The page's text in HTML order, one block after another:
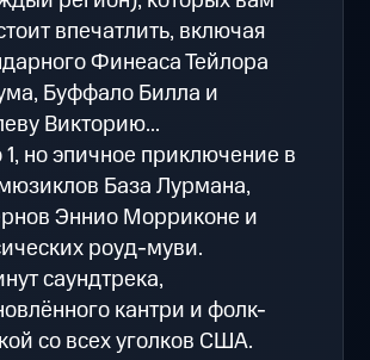
впечатлить, включая
Финеаса Тейлора
Буффало Билла и
Викторию...
1, но эпичное приключение в
База Лурмана,
Эннио Морриконе и
роуд-муви.
саундтрека,
кантри и фолк-
со всех уголков США.